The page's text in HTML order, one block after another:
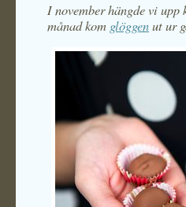
I november hängde vi
månad kom glöggenut ur